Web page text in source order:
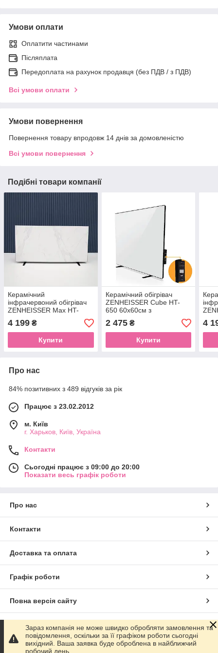
Умови оплати
Оплатити частинами
Післяплата
Передоплата на рахунок продавця (без ПДВ / з ПДВ)
Всі умови оплати
Умови повернення
Повернення товару впродовж 14 днів за домовленістю
Всі умови повернення
Подібні товари компанії
Керамічний
інфрачервоний обігрівач
ZENHEISSER Max HT-
1200 з терморегулятором,
білий мармур+ ніжки
4 199 ₴
Купити
Керамічний обігрівач
ZENHEISSER Cube HT-
650 60х60см з
терморегулятором, білий
+ ніжки
2 475₴
Купити
4
Про нас
84% позитивних з 489 відгуків за рік
Працює з 23.02.2012
м. Київ
г. Харьков, Київ, Україна
Контакти
Сьогодні працює з 09:00 до 20:00
Показати весь графік роботи
Про нас
Контакти
Доставка та оплата
Графік роботи
Повна версія сайту
Сайт створено на маркетплейсіProm.ua
Політика конфіденційності
Зараз компанія не може швидко обробляти замовлення та
повідомлення, оскільки за її графіком роботи сьогодні
вихідний. Ваша заявка буде оброблена в найближчий
робочий день.